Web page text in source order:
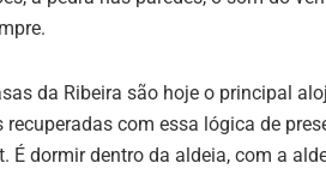
da Ribeira são hoje o principal
recuperadas com essa lógica de
É dormir dentro da aldeia, com a